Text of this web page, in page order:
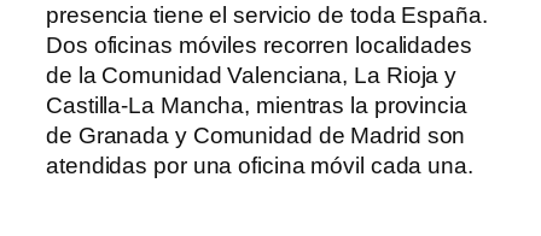
presencia tiene el servicio de toda España.
Dos oficinas móviles recorren localidades
de la Comunidad Valenciana, La Rioja y
Castilla-La Mancha, mientras la provincia
de Granada y Comunidad de Madrid son
atendidas por una oficina móvil cada una.